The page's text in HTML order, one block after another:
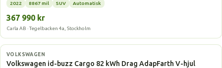
2022 8867 mil SUV Automatisk
367 990 kr
Carla AB · Tegelbacken 4a, Stockholm
Elbil
VOLKSWAGEN
Volkswagen id-buzz Cargo 82 kWh Drag AdapFarth V-hjul